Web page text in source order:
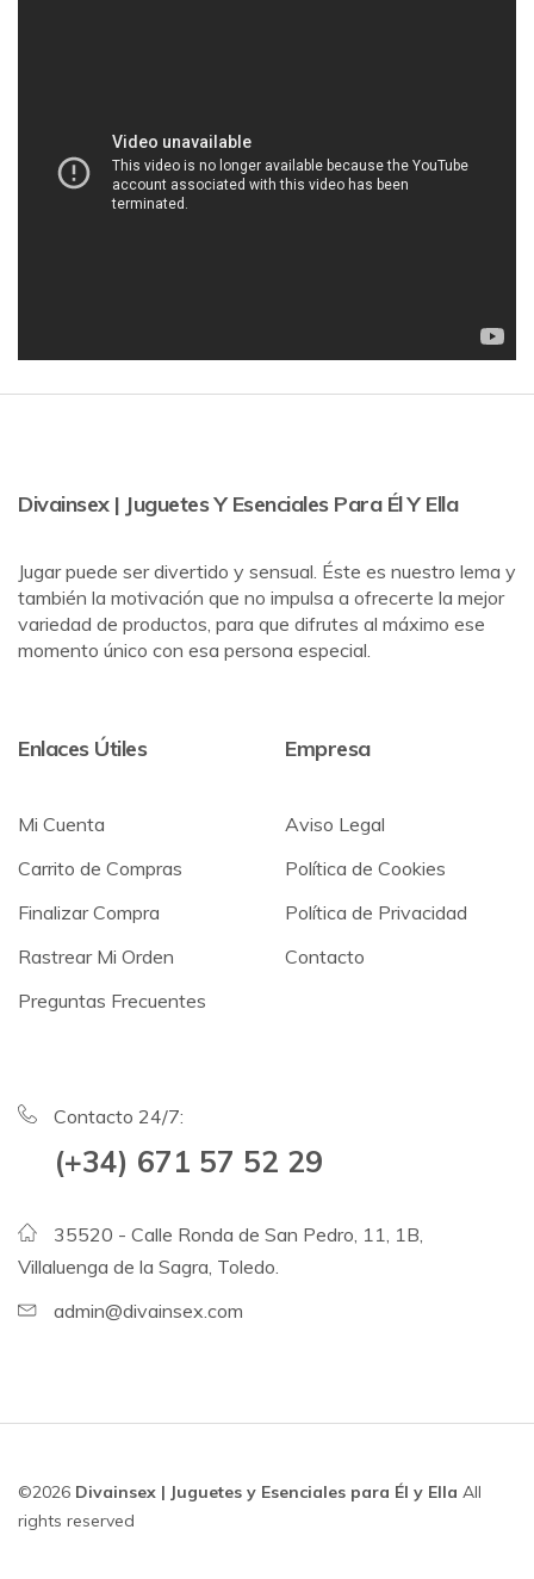
Divainsex | Juguetes Y Esenciales Para Él Y Ella
Jugar puede ser divertido y sensual. Éste es nuestro lema y
también la motivación que no impulsa a ofrecerte la mejor
variedad de productos, para que difrutes al máximo ese
momento único con esa persona especial.
Enlaces Útiles
Mi Cuenta
Carrito de Compras
Finalizar Compra
Rastrear Mi Orden
Preguntas Frecuentes
Empresa
Aviso Legal
Política de Cookies
Política de Privacidad
Contacto
Contacto 24/7:
(+34) 671 57 52 29
35520 - Calle Ronda de San Pedro, 11, 1B,
Villaluenga de la Sagra, Toledo.
admin@divainsex.com
©2026 Divainsex | Juguetes y Esenciales para Él y Ella All
rights reserved